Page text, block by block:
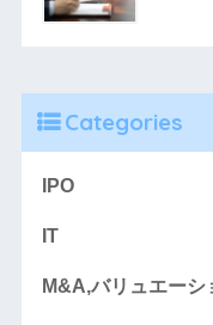
Categories
IPO
IT
M&A,バリュエーシ